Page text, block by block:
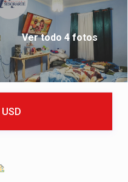
Ver todo 4 fotos
USD